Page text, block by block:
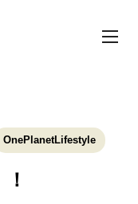
toggle
OnePlanetLifestyle